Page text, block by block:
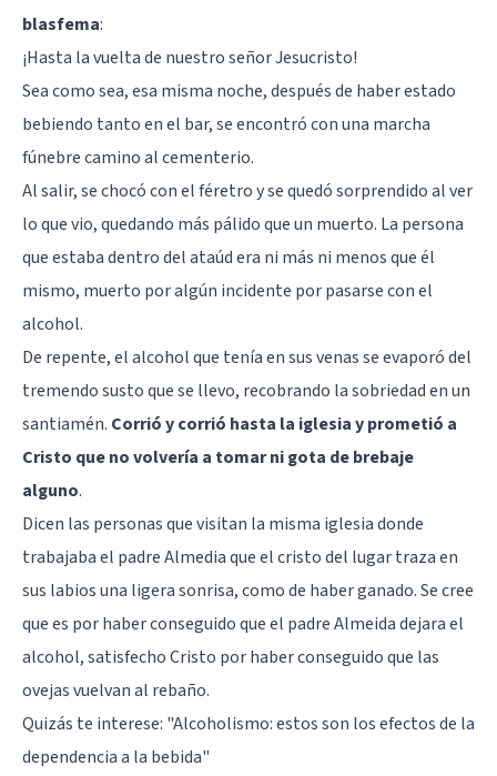
blasfema:
¡Hasta la vuelta de nuestro señor Jesucristo!
Sea como sea, esa misma noche, después de haber estado
bebiendo tanto en el bar, se encontró con una marcha
fúnebre camino al cementerio.
Al salir, se chocó con el féretro y se quedó sorprendido al ver
lo que vio, quedando más pálido que un muerto. La persona
que estaba dentro del ataúd era ni más ni menos que él
mismo, muerto por algún incidente por pasarse con el
alcohol.
De repente, el alcohol que tenía en sus venas se evaporó del
tremendo susto que se llevo, recobrando la sobriedad en un
santiamén. Corrió y corrió hasta la iglesia y prometió a
Cristo que no volvería a tomar ni gota de brebaje
alguno.
Dicen las personas que visitan la misma iglesia donde
trabajaba el padre Almedia que el cristo del lugar traza en
sus labios una ligera sonrisa, como de haber ganado. Se cree
que es por haber conseguido que el padre Almeida dejara el
alcohol, satisfecho Cristo por haber conseguido que las
ovejas vuelvan al rebaño.
Quizás te interese: "Alcoholismo: estos son los efectos de la
dependencia a la bebida"